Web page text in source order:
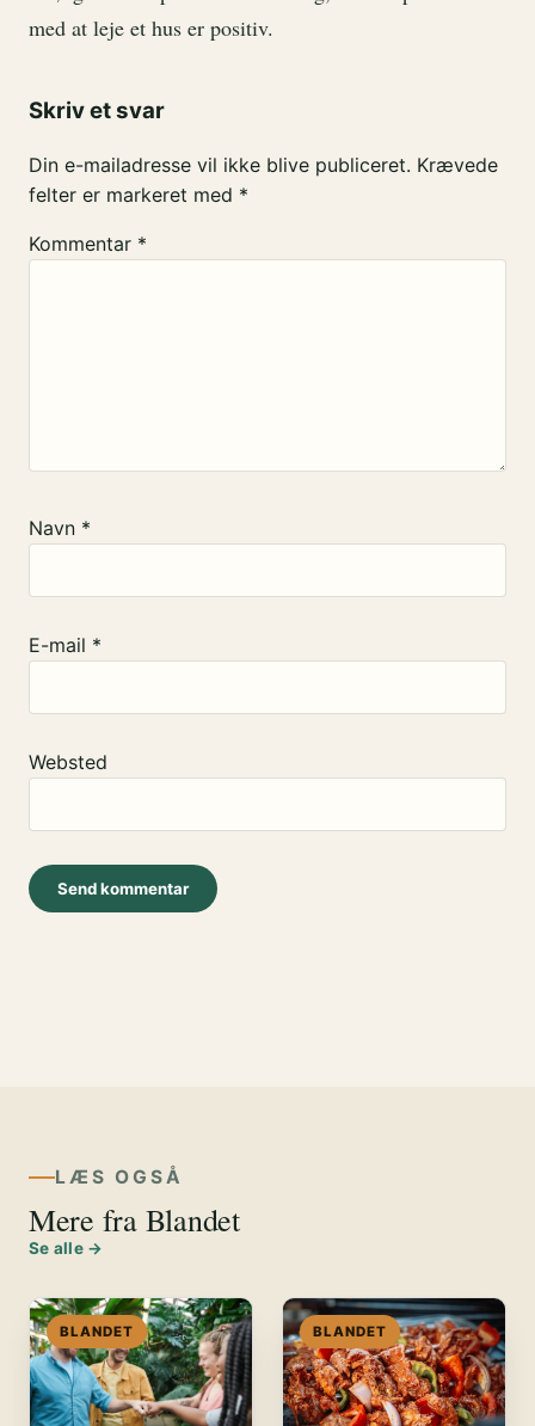
med at leje et hus er positiv.
Skriv et svar
Din e-mailadresse vil ikke blive publiceret. Krævede
felter er markeret med *
Kommentar *
Navn *
E-mail *
Websted
LÆS OGSÅ
Mere fra Blandet
Se alle →
BLANDET BLANDET